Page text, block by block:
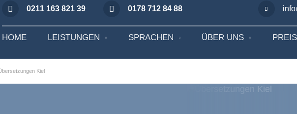
0211 163 821 39 0178 712 84 88
HOME LEISTUNGEN SPRACHEN ÜBER UNS
Kiel